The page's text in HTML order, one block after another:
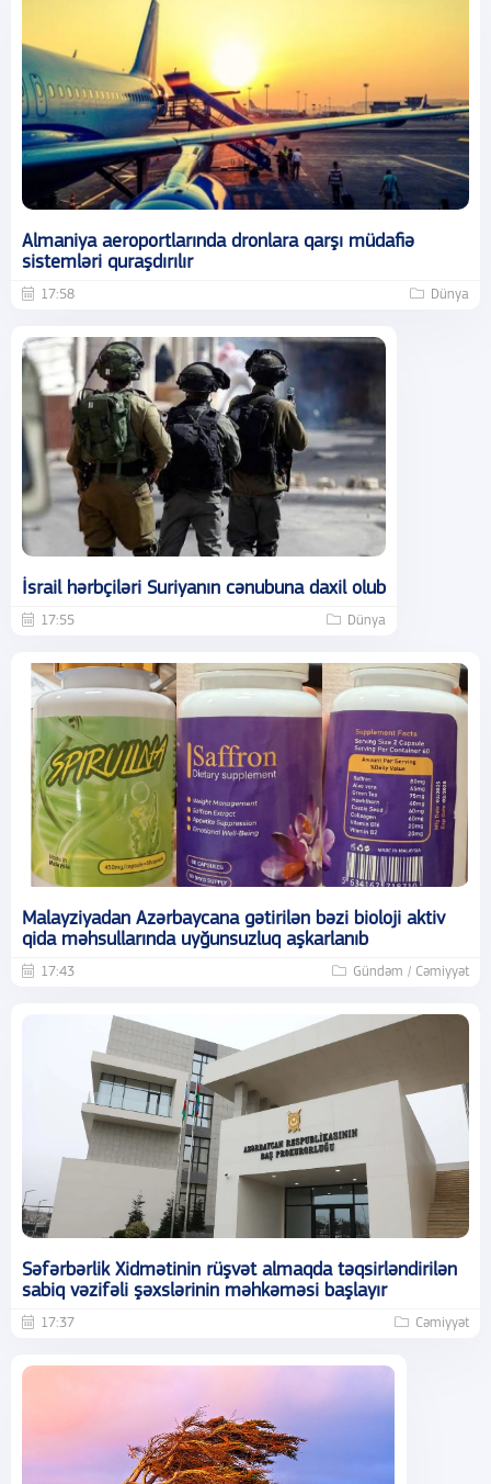
Almaniya aeroportlarında dronlara qarşı müdafiə
sistemləri quraşdırılır
17:58 Dünya
İsrail hərbçiləri Suriyanın cənubuna daxil olub
17:55 Dünya
Malayziyadan Azərbaycana gətirilən bəzi bioloji aktiv
qida məhsullarında uyğunsuzluq aşkarlanıb
17:43 Gündəm / Cəmiyyət
Səfərbərlik Xidmətinin rüşvət almaqda təqsirləndirilən
sabiq vəzifəli şəxslərinin məhkəməsi başlayır
17:37 Cəmiyyət